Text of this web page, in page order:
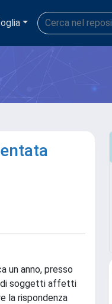
un anno, presso
di soggetti affetti
la rispondenza